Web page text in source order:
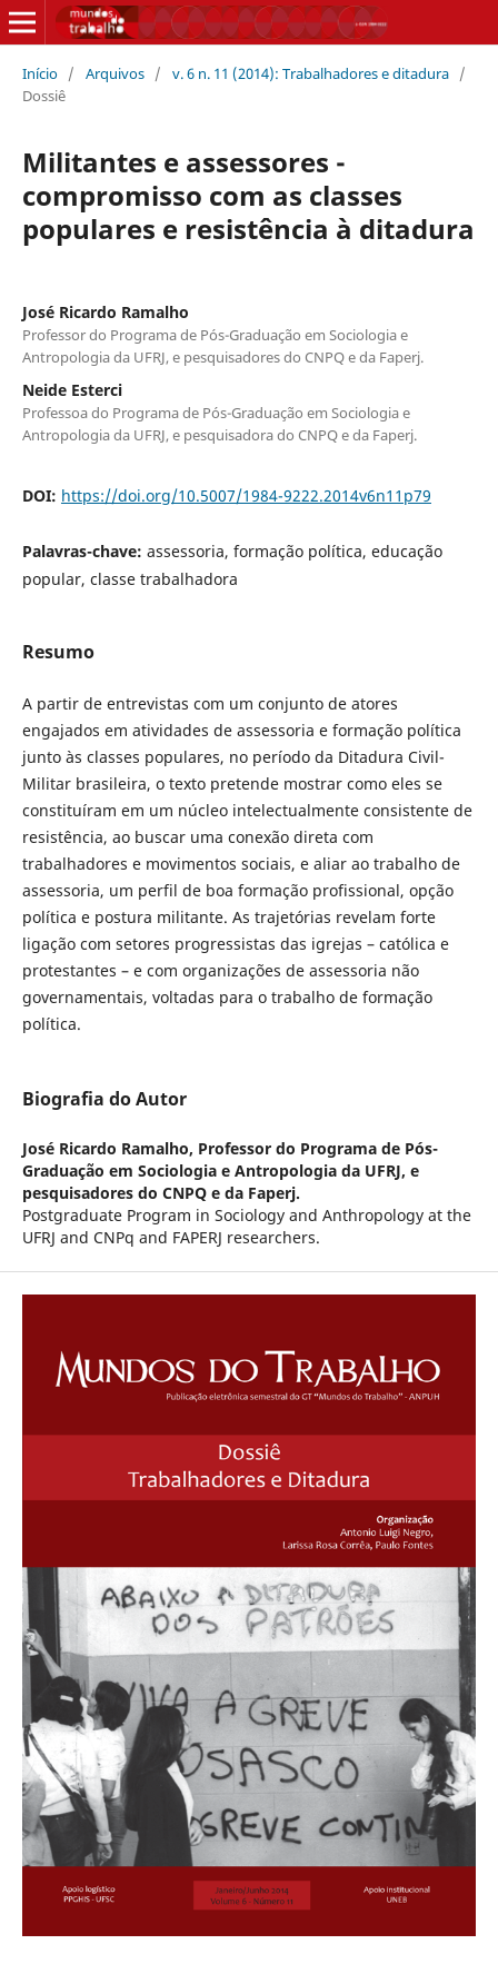
Início / Arquivos / v. 6 n. 11 (2014): Trabalhadores e ditadura /
Dossiê
Militantes e assessores -
compromisso com as classes
populares e resistência à ditadura
José Ricardo Ramalho
Professor do Programa de Pós-Graduação em Sociologia e
Antropologia da UFRJ, e pesquisadores do CNPQ e da Faperj.
Neide Esterci
Professoa do Programa de Pós-Graduação em Sociologia e
Antropologia da UFRJ, e pesquisadora do CNPQ e da Faperj.
DOI: https://doi.org/10.5007/1984-9222.2014v6n11p79
Palavras-chave: assessoria, formação política, educação
popular, classe trabalhadora
Resumo
A partir de entrevistas com um conjunto de atores
engajados em atividades de assessoria e formação política
junto às classes populares, no período da Ditadura Civil-
Militar brasileira, o texto pretende mostrar como eles se
constituíram em um núcleo intelectualmente consistente de
resistência, ao buscar uma conexão direta com
trabalhadores e movimentos sociais, e aliar ao trabalho de
assessoria, um perfil de boa formação profissional, opção
política e postura militante. As trajetórias revelam forte
ligação com setores progressistas das igrejas – católica e
protestantes – e com organizações de assessoria não
governamentais, voltadas para o trabalho de formação
política.
Biografia do Autor
José Ricardo Ramalho, Professor do Programa de Pós-
Graduação em Sociologia e Antropologia da UFRJ, e
pesquisadores do CNPQ e da Faperj.
Postgraduate Program in Sociology and Anthropology at the
UFRJ and CNPq and FAPERJ researchers.